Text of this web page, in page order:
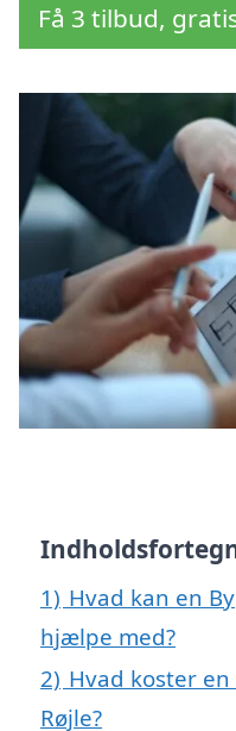
Få 3 tilbud,
1) Hvad kan en
hjælpe med?
2) Hvad koster
Røjle?